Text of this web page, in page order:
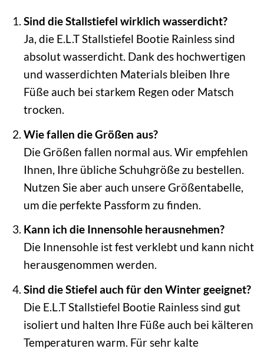
Sind die Stallstiefel wirklich wasserdicht?
Ja, die E.L.T Stallstiefel Bootie Rainless sind
absolut wasserdicht. Dank des hochwertigen
und wasserdichten Materials bleiben Ihre
Füße auch bei starkem Regen oder Matsch
trocken.
Wie fallen die Größen aus?
Die Größen fallen normal aus. Wir empfehlen
Ihnen, Ihre übliche Schuhgröße zu bestellen.
Nutzen Sie aber auch unsere Größentabelle,
um die perfekte Passform zu finden.
Kann ich die Innensohle herausnehmen?
Die Innensohle ist fest verklebt und kann nicht
herausgenommen werden.
Sind die Stiefel auch für den Winter geeignet?
Die E.L.T Stallstiefel Bootie Rainless sind gut
isoliert und halten Ihre Füße auch bei kälteren
Temperaturen warm. Für sehr kalte